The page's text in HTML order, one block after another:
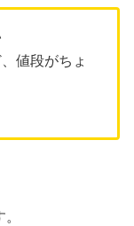
値段がちょ